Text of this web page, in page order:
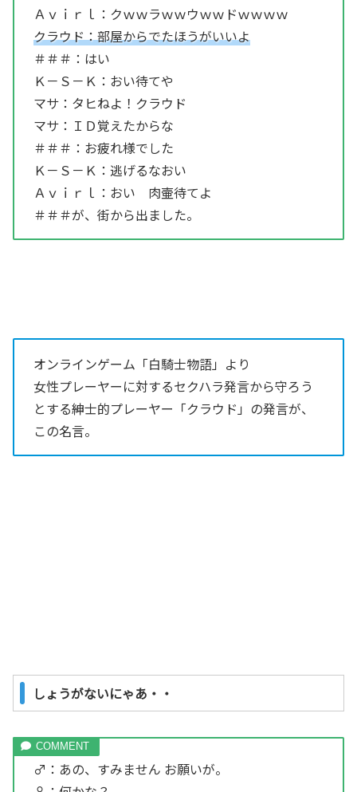
Ａｖｉｒｌ：クｗｗラｗｗウｗｗドｗｗｗｗ
クラウド：部屋からでたほうがいいよ
＃＃＃：はい
Ｋ－Ｓ－Ｋ：おい待てや
マサ：タヒねよ！クラウド
マサ：ＩＤ覚えたからな
＃＃＃：お疲れ様でした
Ｋ－Ｓ－Ｋ：逃げるなおい
Ａｖｉｒｌ：おい 肉壷待てよ
＃＃＃が、街から出ました。
オンラインゲーム「白騎士物語」より
女性プレーヤーに対するセクハラ発言から守ろう
とする紳士的プレーヤー「クラウド」の発言が、
この名言。
しょうがないにゃあ・・
♂：あの、すみません お願いが。